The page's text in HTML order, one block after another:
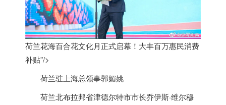
荷兰花海百合花文化月正式启幕！大丰百万惠民消费
补贴”/>
荷兰驻上海总领事郭媚姚
荷兰北布拉邦省津德尔特市市长乔伊斯·维尔穆